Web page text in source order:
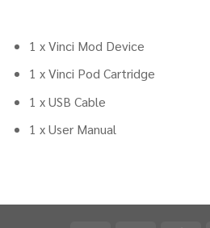
1 x Vinci Mod Device
1 x Vinci Pod Cartridge
1 x USB Cable
1 x User Manual